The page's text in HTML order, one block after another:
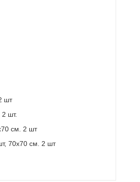
шт
шт.
см. 2 шт
70х70 см. 2 шт